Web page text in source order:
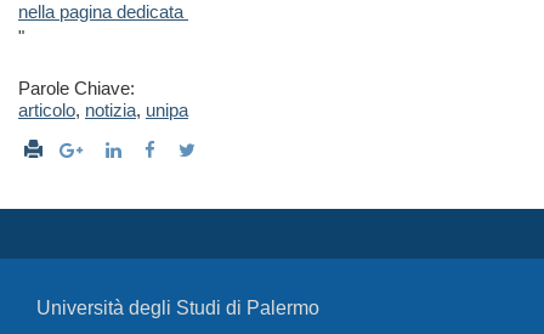
nella pagina dedicata
"
Parole Chiave:
articolo, notizia, unipa
Università degli Studi di Palermo